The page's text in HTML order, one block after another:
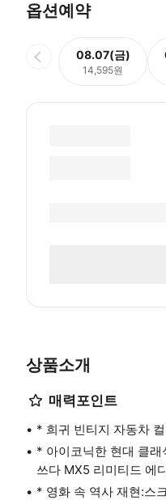
옵션예약
08.07(금)
14,595원
상품소개
매력포인트
* 희귀 빈티지 자동차
* 아이코닉한 현대 클
쓰다 MX5 리미티드 에
* 영화 속 역사 재현:스